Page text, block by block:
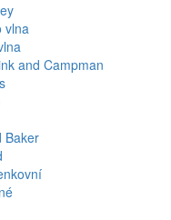
vlna
and Campman
Baker